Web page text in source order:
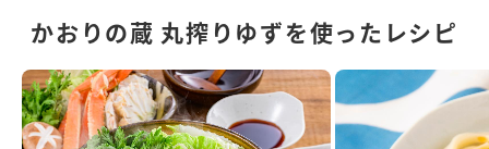
かおりの蔵 丸搾りゆずを使ったレシピ